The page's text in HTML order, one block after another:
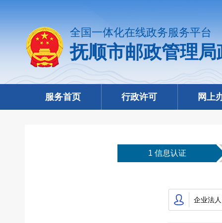
全国一体化在线政务服务平台
抚顺市邮政管理
服务首页 行政许可 网上
1 信息认证